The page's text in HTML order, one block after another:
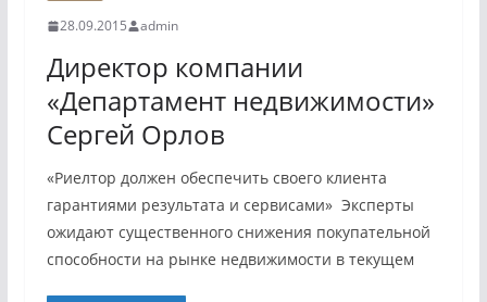
28.09.2015 admin
Директор компании
«Департамент недвижимости»
Сергей Орлов
«Риелтор должен обеспечить своего клиента
гарантиями результата и сервисами» Эксперты
ожидают существенного снижения покупательной
способности на рынке недвижимости в текущем